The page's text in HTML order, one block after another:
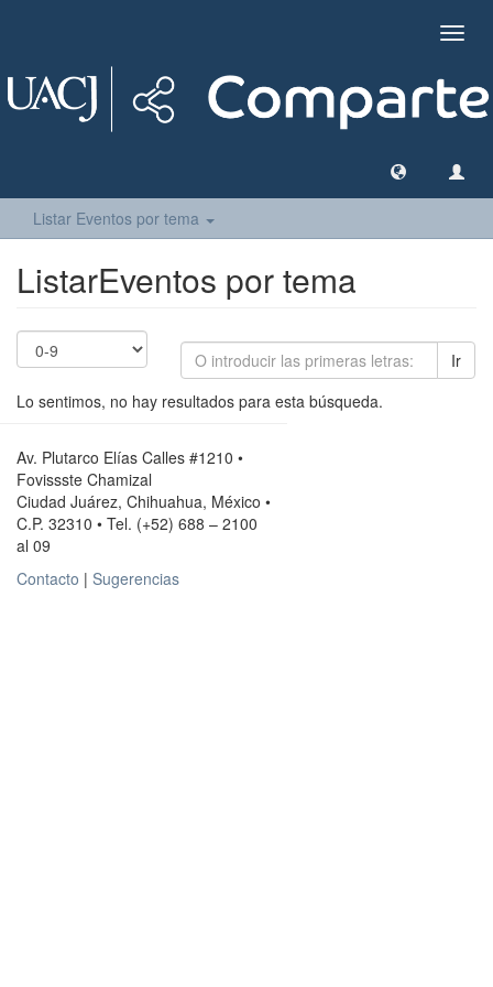
Listar Eventos por tema
ListarEventos por tema
Ir
Lo sentimos, no hay resultados para esta búsqueda.
Av. Plutarco Elías Calles #1210 •
Fovissste Chamizal
Ciudad Juárez, Chihuahua, México •
C.P. 32310 • Tel. (+52) 688 – 2100
al 09
Contacto | Sugerencias